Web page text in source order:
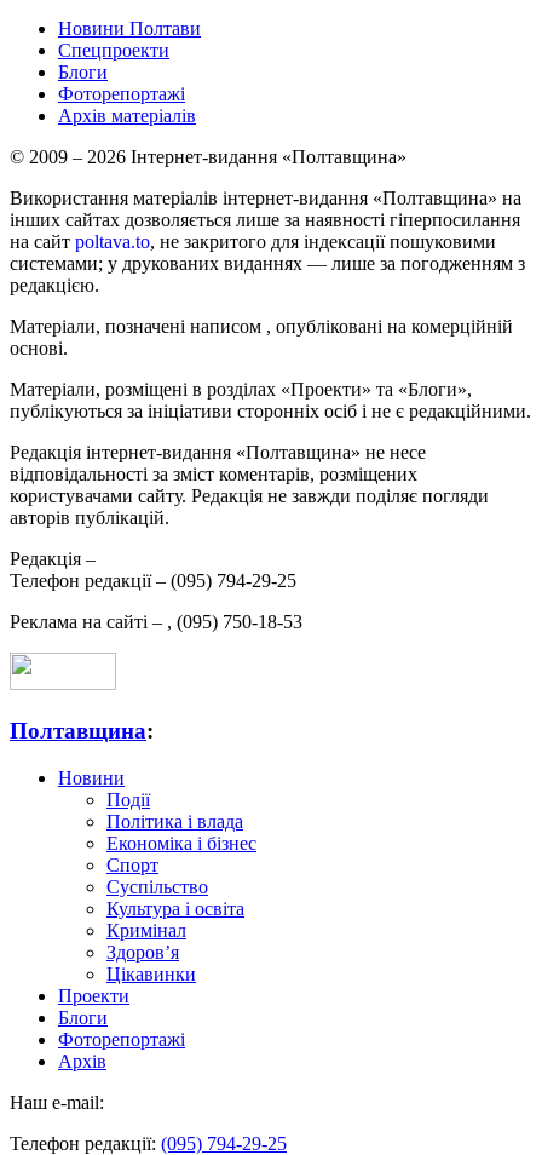
Новини Полтави
Спецпроекти
Блоги
Фоторепортажі
Архів матеріалів
© 2009 – 2026 Інтернет-видання «Полтавщина»
Використання матеріалів інтернет-видання «Полтавщина» на
інших сайтах дозволяється лише за наявності гіперпосилання
на сайт poltava.to, не закритого для індексації пошуковими
системами; у друкованих виданнях — лише за погодженням з
редакцією.
Матеріали, позначені написом , опубліковані на комерційній
основі.
Матеріали, розміщені в розділах «Проекти» та «Блоги»,
публікуються за ініціативи сторонніх осіб і не є редакційними.
Редакція інтернет-видання «Полтавщина» не несе
відповідальності за зміст коментарів, розміщених
користувачами сайту. Редакція не завжди поділяє погляди
авторів публікацій.
Редакція –
Телефон редакції – (095) 794-29-25
Реклама на сайті – , (095) 750-18-53
Полтавщина:
Новини
Події
Політика і влада
Економіка і бізнес
Спорт
Суспільство
Культура і освіта
Кримінал
Здоров’я
Цікавинки
Проекти
Блоги
Фоторепортажі
Архів
Наш e-mail:
Телефон редакції: (095) 794-29-25